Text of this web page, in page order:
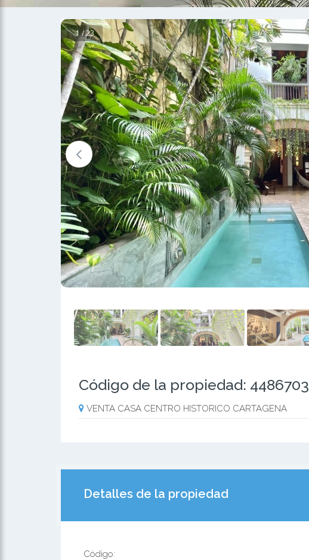
1 / 23
Código de la propiedad: 4486703
VENTA CASA CENTRO HISTORICO CARTAGENA
Detalles de la propiedad
Código: